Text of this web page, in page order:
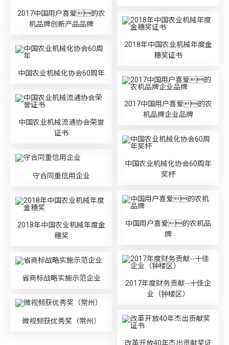
2018年中国农业机械年度金
穗奖证书
2017中国用户喜爱的农
机品牌创新产品品牌
2017中国用户喜爱的农
机品牌企业品牌
中国农业机械化协会60周年
中国农业机械化协会60周年
奖杯
中国农业机械流通协会荣誉
证书
中国用户喜爱的农机品
牌
守合同重信用企业
2017年度财务贡献--十佳企
业（钟楼区）
2018年中国农业机械年度金
穗奖
改革开放40年杰出贡献奖证
省商标战略实施示范企业
微视频获优秀奖（常州）